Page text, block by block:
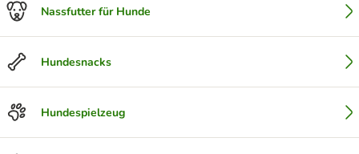
Nassfutter für Hunde
Hundesnacks
Hundespielzeug